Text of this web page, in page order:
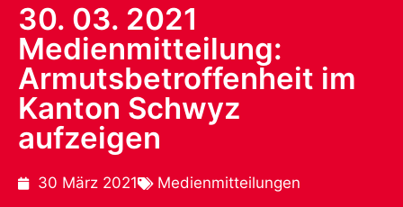
30. 03. 2021
Medienmitteilung:
Armutsbetroffenheit im
Kanton Schwyz
aufzeigen
30 März 2021 Medienmitteilungen